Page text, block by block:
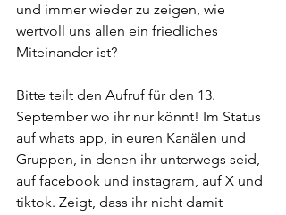
und immer wieder zu zeigen, wie
wertvoll uns allen ein friedliches
Miteinander ist?
Bitte teilt den Aufruf für den 13.
September wo ihr nur könnt! Im Status
auf whats app, in euren Kanälen und
Gruppen, in denen ihr unterwegs seid,
auf facebook und instagram, auf X und
tiktok. Zeigt, dass ihr nicht damit